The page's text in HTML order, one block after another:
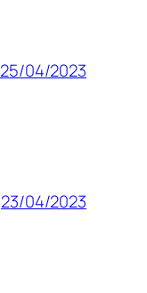
25/04/2023
23/04/2023